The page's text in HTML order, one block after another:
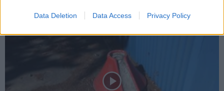
Data Deletion Data Access Privacy Policy